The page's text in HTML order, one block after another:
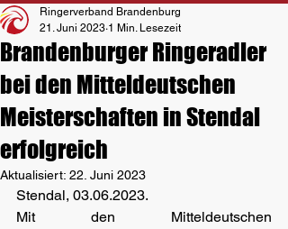
Brandenburger Ringeradler
bei den Mitteldeutschen
Meisterschaften in Stendal
erfolgreich
Ringerverband Brandenburg
21. Juni 2023 1 Min. Lesezeit
Aktualisiert: 22. Juni 2023
Stendal, 03.06.2023.
Mit den Mitteldeutschen